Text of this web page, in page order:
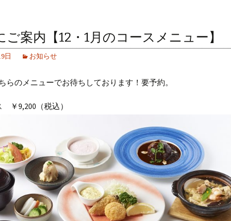
ご案内【12・1月のコースメニュー】
日 お知らせ
らのメニューでお待ちしております！要予約。
9,200（税込）